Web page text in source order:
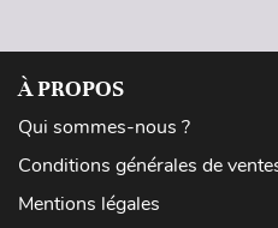
À PROPOS
Qui sommes-nous ?
Conditions générales de
Mentions légales